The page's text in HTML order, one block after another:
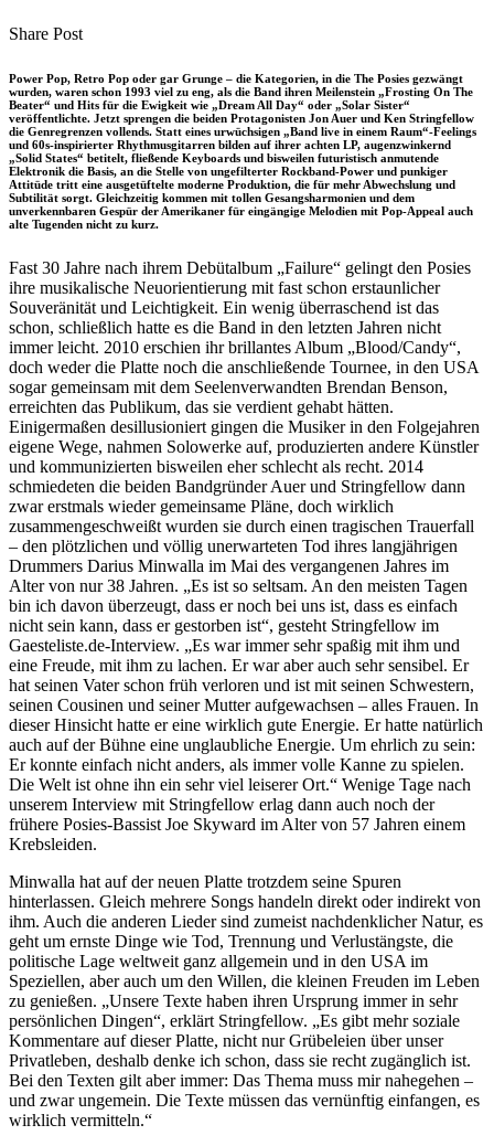
Share PostShare
Facebook
Copy
to
clipboard
Send
via
eMail
Power Pop, Retro Pop oder gar Grunge – die Kategorien, in die The Posies gezwängt
wurden, waren schon 1993 viel zu eng, als die Band ihren Meilenstein „Frosting On The
Beater“ und Hits für die Ewigkeit wie „Dream All Day“ oder „Solar Sister“
veröffentlichte. Jetzt sprengen die beiden Protagonisten Jon Auer und Ken Stringfellow
die Genregrenzen vollends. Statt eines urwüchsigen „Band live in einem Raum“-Feelings
und 60s-inspirierter Rhythmusgitarren bilden auf ihrer achten LP, augenzwinkernd
„Solid States“ betitelt, fließende Keyboards und bisweilen futuristisch anmutende
Elektronik die Basis, an die Stelle von ungefilterter Rockband-Power und punkiger
Attitüde tritt eine ausgetüftelte moderne Produktion, die für mehr Abwechslung und
Subtilität sorgt. Gleichzeitig kommen mit tollen Gesangsharmonien und dem
unverkennbaren Gespür der Amerikaner für eingängige Melodien mit Pop-Appeal auch
alte Tugenden nicht zu kurz.
Fast 30 Jahre nach ihrem Debütalbum „Failure“ gelingt den Posies
ihre musikalische Neuorientierung mit fast schon erstaunlicher
Souveränität und Leichtigkeit. Ein wenig überraschend ist das
schon, schließlich hatte es die Band in den letzten Jahren nicht
immer leicht. 2010 erschien ihr brillantes Album „Blood/Candy“,
doch weder die Platte noch die anschließende Tournee, in den USA
sogar gemeinsam mit dem Seelenverwandten Brendan Benson,
erreichten das Publikum, das sie verdient gehabt hätten.
Einigermaßen desillusioniert gingen die Musiker in den Folgejahren
eigene Wege, nahmen Solowerke auf, produzierten andere Künstler
und kommunizierten bisweilen eher schlecht als recht. 2014
schmiedeten die beiden Bandgründer Auer und Stringfellow dann
zwar erstmals wieder gemeinsame Pläne, doch wirklich
zusammengeschweißt wurden sie durch einen tragischen Trauerfall
– den plötzlichen und völlig unerwarteten Tod ihres langjährigen
Drummers Darius Minwalla im Mai des vergangenen Jahres im
Alter von nur 38 Jahren. „Es ist so seltsam. An den meisten Tagen
bin ich davon überzeugt, dass er noch bei uns ist, dass es einfach
nicht sein kann, dass er gestorben ist“, gesteht Stringfellow im
Gaesteliste.de-Interview. „Es war immer sehr spaßig mit ihm und
eine Freude, mit ihm zu lachen. Er war aber auch sehr sensibel. Er
hat seinen Vater schon früh verloren und ist mit seinen Schwestern,
seinen Cousinen und seiner Mutter aufgewachsen – alles Frauen. In
dieser Hinsicht hatte er eine wirklich gute Energie. Er hatte natürlich
auch auf der Bühne eine unglaubliche Energie. Um ehrlich zu sein:
Er konnte einfach nicht anders, als immer volle Kanne zu spielen.
Die Welt ist ohne ihn ein sehr viel leiserer Ort.“ Wenige Tage nach
unserem Interview mit Stringfellow erlag dann auch noch der
frühere Posies-Bassist Joe Skyward im Alter von 57 Jahren einem
Krebsleiden.
Minwalla hat auf der neuen Platte trotzdem seine Spuren
hinterlassen. Gleich mehrere Songs handeln direkt oder indirekt von
ihm. Auch die anderen Lieder sind zumeist nachdenklicher Natur, es
geht um ernste Dinge wie Tod, Trennung und Verlustängste, die
politische Lage weltweit ganz allgemein und in den USA im
Speziellen, aber auch um den Willen, die kleinen Freuden im Leben
zu genießen. „Unsere Texte haben ihren Ursprung immer in sehr
persönlichen Dingen“, erklärt Stringfellow. „Es gibt mehr soziale
Kommentare auf dieser Platte, nicht nur Grübeleien über unser
Privatleben, deshalb denke ich schon, dass sie recht zugänglich ist.
Bei den Texten gilt aber immer: Das Thema muss mir nahegehen –
und zwar ungemein. Die Texte müssen das vernünftig einfangen, es
wirklich vermitteln.“